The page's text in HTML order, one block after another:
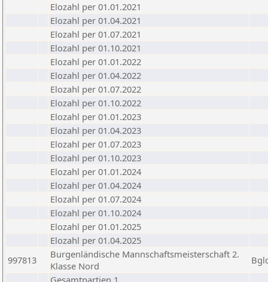
Elozahl per 01.01.2021
Elozahl per 01.04.2021
Elozahl per 01.07.2021
Elozahl per 01.10.2021
Elozahl per 01.01.2022
Elozahl per 01.04.2022
Elozahl per 01.07.2022
Elozahl per 01.10.2022
Elozahl per 01.01.2023
Elozahl per 01.04.2023
Elozahl per 01.07.2023
Elozahl per 01.10.2023
Elozahl per 01.01.2024
Elozahl per 01.04.2024
Elozahl per 01.07.2024
Elozahl per 01.10.2024
Elozahl per 01.01.2025
Elozahl per 01.04.2025
997813
Burgenländische Mannschaftsmeisterschaft 2.
Klasse Nord
Gesamtpartien 1